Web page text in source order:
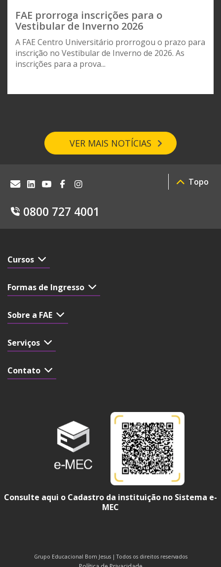
FAE prorroga inscrições para o
Vestibular de Inverno 2026
A FAE Centro Universitário prorrogou o prazo para
inscrição no Vestibular de Inverno de 2026. As
inscrições para a prova...
VER MAIS NOTÍCIAS
0800 727 4001
Topo
Cursos
Formas de Ingresso
Sobre a FAE
Serviços
Contato
Consulte aqui o Cadastro da instituição no Sistema e-
MEC
Grupo Educacional Bom Jesus | Todos os direitos reservados